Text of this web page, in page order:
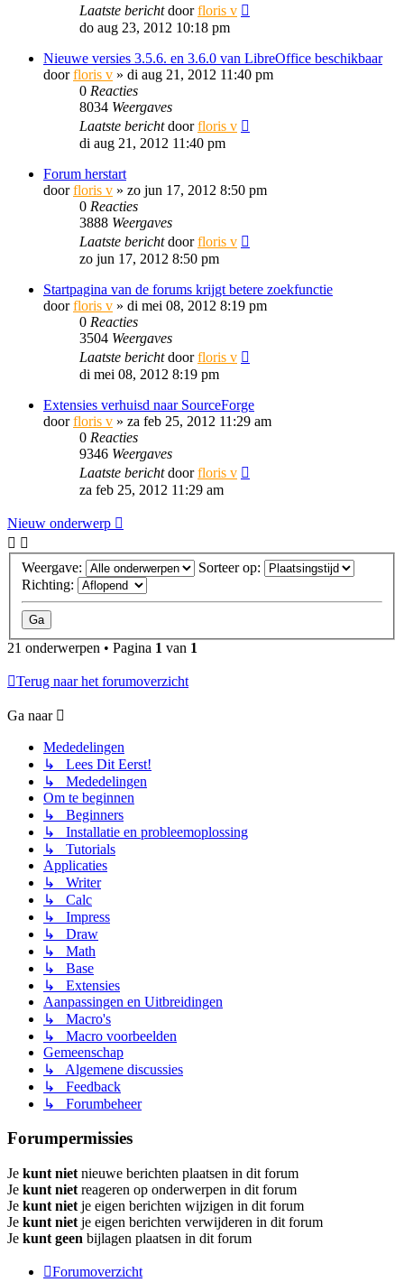
Laatste berichtdoorfloris v
do aug 23, 2012 10:18 pm
Nieuwe versies 3.5.6. en 3.6.0 van LibreOffice beschikbaar
doorfloris v » di aug 21, 2012 11:40 pm
0 Reacties
8034 Weergaves
Laatste berichtdoorfloris v
di aug 21, 2012 11:40 pm
Forum herstart
doorfloris v » zo jun 17, 2012 8:50 pm
0 Reacties
3888 Weergaves
Laatste berichtdoorfloris v
zo jun 17, 2012 8:50 pm
Startpagina van de forums krijgt betere zoekfunctie
doorfloris v » di mei 08, 2012 8:19 pm
0 Reacties
3504 Weergaves
Laatste berichtdoorfloris v
di mei 08, 2012 8:19 pm
Extensies verhuisd naar SourceForge
doorfloris v » za feb 25, 2012 11:29 am
0 Reacties
9346 Weergaves
Laatste berichtdoorfloris v
za feb 25, 2012 11:29 am
Nieuw onderwerp
Weergave:
Sorteer op:
Richting:
21 onderwerpen • Pagina 1 van 1
Terug naar het forumoverzicht
Ga naar
Mededelingen
↳ Lees Dit Eerst!
↳ Mededelingen
Om te beginnen
↳ Beginners
↳ Installatie en probleemoplossing
↳ Tutorials
Applicaties
↳ Writer
↳ Calc
↳ Impress
↳ Draw
↳ Math
↳ Base
↳ Extensies
Aanpassingen en Uitbreidingen
↳ Macro's
↳ Macro voorbeelden
Gemeenschap
↳ Algemene discussies
↳ Feedback
↳ Forumbeheer
Forumpermissies
Je kunt niet nieuwe berichten plaatsen in dit forum
Je kunt niet reageren op onderwerpen in dit forum
Je kunt niet je eigen berichten wijzigen in dit forum
Je kunt niet je eigen berichten verwijderen in dit forum
Je kunt geen bijlagen plaatsen in dit forum
Forumoverzicht